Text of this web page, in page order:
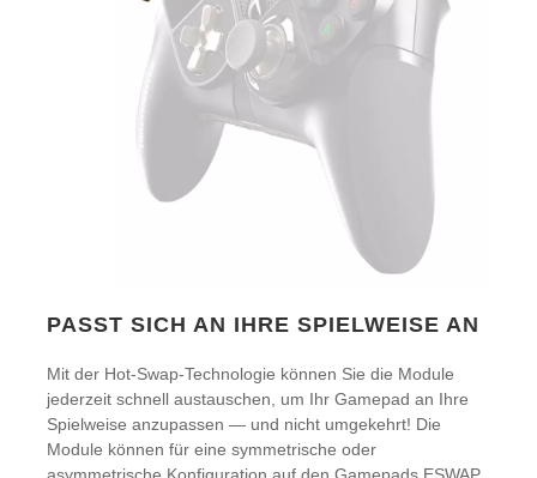
PASST SICH AN IHRE SPIELWEISE AN
Mit der Hot-Swap-Technologie können Sie die Module
jederzeit schnell austauschen, um Ihr Gamepad an Ihre
Spielweise anzupassen — und nicht umgekehrt! Die
Module können für eine symmetrische oder
asymmetrische Konfiguration auf den Gamepads ESWAP